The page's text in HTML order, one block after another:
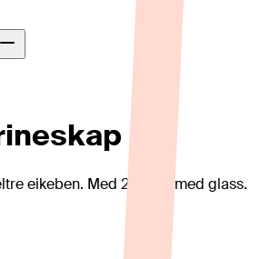
eikeben. Med 2 dører, med glass.